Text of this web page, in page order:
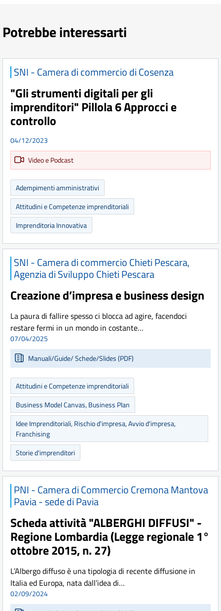
Potrebbe interessarti
SNI - Camera di commercio di Cosenza
"Gli strumenti digitali per gli
imprenditori" Pillola 6 Approcci e
controllo
04/12/2023
Video e Podcast
Adempimenti amministrativi
Attitudini e Competenze imprenditoriali
Imprenditoria Innovativa
SNI - Camera di commercio Chieti Pescara,
Agenzia di Sviluppo Chieti Pescara
Creazione d’impresa e business design
La paura di fallire spesso ci blocca ad agire, facendoci
restare fermi in un mondo in costante…
07/04/2025
Manuali/Guide/ Schede/Slides (PDF)
Attitudini e Competenze imprenditoriali
Business Model Canvas, Business Plan
Idee Imprenditoriali, Rischio d'impresa, Avvio d'impresa,
Franchising
Storie d'imprenditori
PNI - Camera di Commercio Cremona Mantova
Pavia - sede di Pavia
Scheda attività "ALBERGHI DIFFUSI" -
Regione Lombardia (Legge regionale 1°
ottobre 2015, n. 27)
L’Albergo diffuso è una tipologia di recente diffusione in
Italia ed Europa, nata dall’idea di…
02/09/2024